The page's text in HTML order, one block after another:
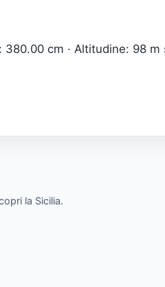
380.00 cm · Altitudine: 98 m
la Sicilia.